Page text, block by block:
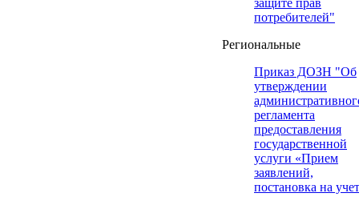
защите прав
потребителей"
Региональные
Приказ ДОЗН "Об
утверждении
регламента
предоставления
государственной
услуги «Прием
заявлений,
постановка на